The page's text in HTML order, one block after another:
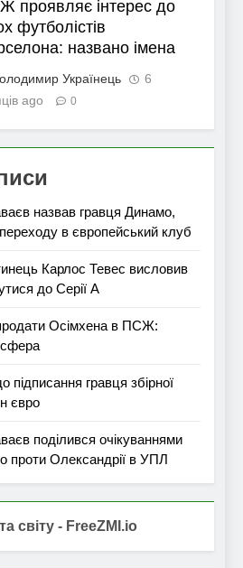
проявляє інтерес до
футболістів
названо імена
Українець
6
ago
0
назвав гравця Динамо,
в європейський клуб
Карлос Тевес висловив
до Серії А
Осімхена в ПСЖ:
гравця збірної
євро
поділився очікуваннями
проти Олександрії в УПЛ
світу - FreeZMI.io